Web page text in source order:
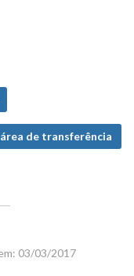
de transferência
03/03/2017